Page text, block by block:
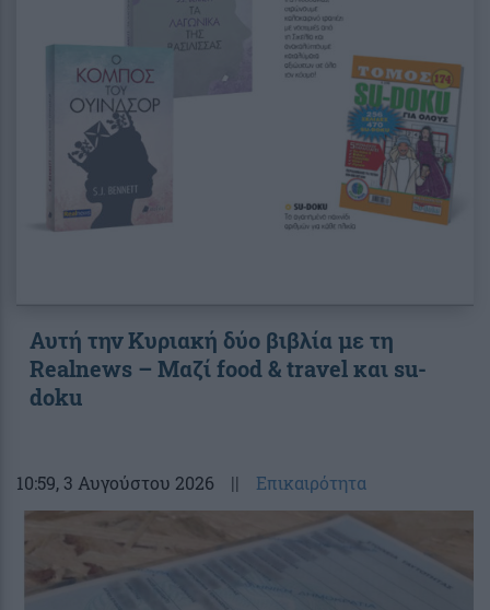
Αυτή την Κυριακή δύο βιβλία με τη
Realnews – Μαζί food & travel και su-
doku
10:59, 3 Αυγούστου 2026 || Επικαιρότητα